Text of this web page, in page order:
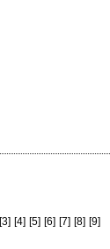
[3] [4] [5] [6] [7] [8] [9]